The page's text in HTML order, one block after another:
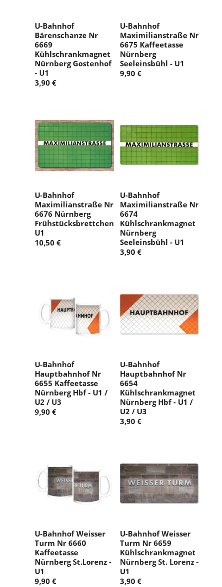
U-Bahnhof
Bärenschanze Nr
6669
Kühlschrankmagnet
Nürnberg Gostenhof
- U1
3,90 €
U-Bahnhof
Maximilianstraße Nr
6675 Kaffeetasse
Nürnberg
Seeleinsbühl - U1
9,90 €
U-Bahnhof
Maximilianstraße Nr
6676 Nürnberg
Frühstücksbrettchen
U1
10,50 €
U-Bahnhof
Maximilianstraße Nr
6674
Kühlschrankmagnet
Nürnberg
Seeleinsbühl - U1
3,90 €
U-Bahnhof
Hauptbahnhof Nr
6655 Kaffeetasse
Nürnberg Hbf - U1 /
U2 / U3
9,90 €
U-Bahnhof
Hauptbahnhof Nr
6654
Kühlschrankmagnet
Nürnberg Hbf - U1 /
U2 / U3
3,90 €
U-Bahnhof Weisser
Turm Nr 6660
Kaffeetasse
Nürnberg St.Lorenz -
U1
9,90 €
U-Bahnhof Weisser
Turm Nr 6659
Kühlschrankmagnet
Nürnberg St. Lorenz -
U1
3,90 €